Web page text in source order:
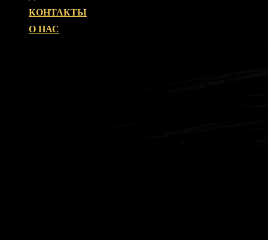
КОНТАКТЫ
О НАС